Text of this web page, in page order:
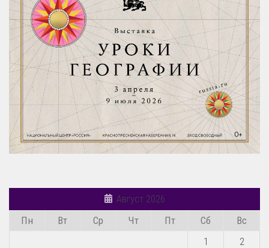
Август 2026
Пн
Вт Ср Чт Пт Сб
Вс
1
2